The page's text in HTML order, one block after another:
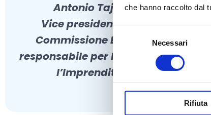
che hanno raccolto dal
del
consenso
Necessari
Rifiuta
Antonio Tajani –
Vice presidente della
Commissione Europea,
responsabile per l’Industria e
l’Imprenditoria